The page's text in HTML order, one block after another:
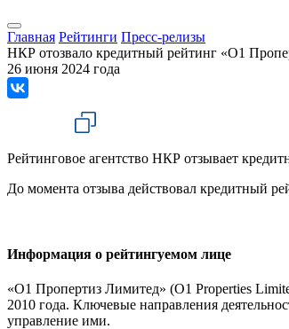
Главная Рейтинги Пресс-релизы
НКР отозвало кредитный рейтинг «О1
26 июня 2024 года
Рейтинговое агентство НКР отзывает
До момента отзыва действовал кредитный
Информация о рейтингуемом лице
«О1 Пропертиз Лимитед» (O1 Properties
2010 года. Ключевые направления
управление ими.